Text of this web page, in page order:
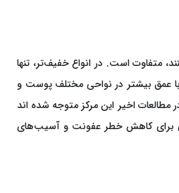
متفاوت است. در انواع خفیف‌تر، تنها
عمق بیشتر در نواحی مختلف پوست و
اخیر این مرکز متوجه شده اند
برای کاهش خطر عفونت و آسیب‌های